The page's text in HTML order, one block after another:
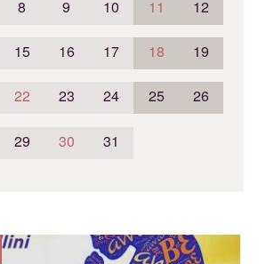
8 9 10 11 12
15 16 17 18 19
22 23 24 25 26
29 30 31